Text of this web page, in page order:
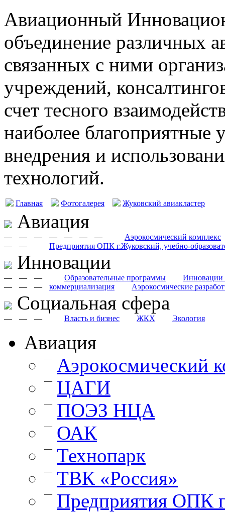
Авиационный
объединение различных
связанных с ними
учреждений,
счет тесного
наиболее благоприятные
внедрения и
технологий.
Главная Фотогалерея Жуковский авиакластер
Авиация
— Аэрокосмический комплекс
— — — — —
—
Предприятия ОПК г.Жуковский, учебно-
— —
Инновации
— Образовательные программы
— Инновации
—
коммерциализация
— Аэрокосмические
— —
Cоциальная сфера
— Власть и бизнес
— ЖКХ
— Экология
Авиация
— Аэрокосмический
— ЦАГИ
— ПОЭЗ НЦА
— ОАК
— Технопарк
— ТВК «Россия»
— Предприятия ОПК